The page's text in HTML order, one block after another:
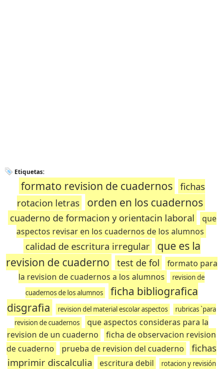
Etiquetas:
formato revision de cuadernos fichas
rotacion letras
orden en los cuadernos
cuaderno de formacion y orientacin laboral
que
aspectos revisar en los cuadernos de los alumnos
calidad de escritura irregular
que es la
revision de cuaderno
test de fol
formato para
la revision de cuadernos a los alumnos
revision de
cuadernos de los alumnos
ficha bibliografica
disgrafia
revision del material escolar aspectos
rubricas `para
revision de cuadernos
que aspectos consideras para la
revision de un cuaderno
ficha de observacion revision
de cuaderno
prueba de revision del cuaderno
fichas
imprimir discalculia
escritura debil
rotacion y revisión